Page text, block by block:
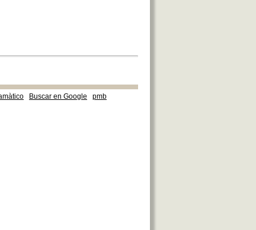
Buscar en Google pmb